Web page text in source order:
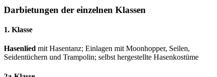
Darbietungen der einzelnen Klassen
1. Klasse
Hasenlied mit Hasentanz; Einlagen mit Moonhopper, Seilen,
Seidentüchern und Trampolin; selbst hergestellte Hasenkostüme